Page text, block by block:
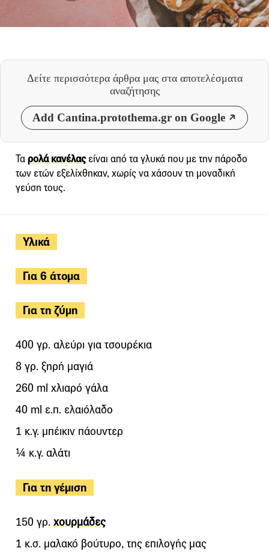
Δείτε περισσότερα άρθρα μας στα αποτελέσματα
αναζήτησης
Add Cantina.protothema.gr on Google
Υλικά
Για 6 άτομα
Για τη ζύμη
400 γρ. αλεύρι για τσουρέκια
8 γρ. ξηρή μαγιά
260 ml χλιαρό γάλα
40 ml ε.π. ελαιόλαδο
1 κ.γ. μπέικιν πάουντερ
¼ κ.γ. αλάτι
Για τη γέμιση
150 γρ. χουρμάδες
1 κ.σ. μαλακό βούτυρο, της επιλογής μας
Ταρολά κανέλαςείναι από τα γλυκά που με την πάροδο
των ετών εξελίχθηκαν, χωρίς να χάσουν τη μοναδική
γεύση τους.